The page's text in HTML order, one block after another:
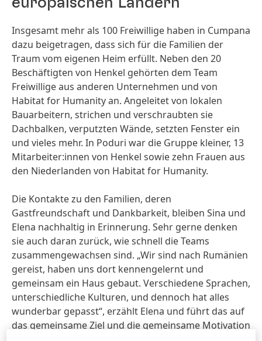
Insgesamt mehr als 100 Freiwillige haben in Cumpana
dazu beigetragen, dass sich für die Familien der
Traum vom eigenen Heim erfüllt. Neben den 20
Beschäftigten von Henkel gehörten dem Team
Freiwillige aus anderen Unternehmen und von
Habitat for Humanity an. Angeleitet von lokalen
Bauarbeitern, strichen und verschraubten sie
Dachbalken, verputzten Wände, setzten Fenster ein
und vieles mehr. In Poduri war die Gruppe kleiner, 13
Mitarbeiter:innen von Henkel sowie zehn Frauen aus
den Niederlanden von Habitat for Humanity.
Die Kontakte zu den Familien, deren
Gastfreundschaft und Dankbarkeit, bleiben Sina und
Elena nachhaltig in Erinnerung. Sehr gerne denken
sie auch daran zurück, wie schnell die Teams
zusammengewachsen sind. „Wir sind nach Rumänien
gereist, haben uns dort kennengelernt und
gemeinsam ein Haus gebaut. Verschiedene Sprachen,
unterschiedliche Kulturen, und dennoch hat alles
wunderbar gepasst“, erzählt Elena und führt das auf
das gemeinsame Ziel und die gemeinsame Motivation